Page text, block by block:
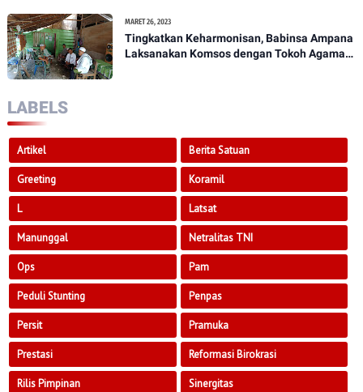
MARET 26, 2023
Tingkatkan Keharmonisan, Babinsa Ampana
Laksanakan Komsos dengan Tokoh Agama
LABELS
Artikel Berita Satuan
Greeting Koramil
L Latsat
Manunggal Netralitas TNI
Ops Pam
Peduli Stunting Penpas
Persit Pramuka
Prestasi Reformasi Birokrasi
Rilis Pimpinan Sinergitas